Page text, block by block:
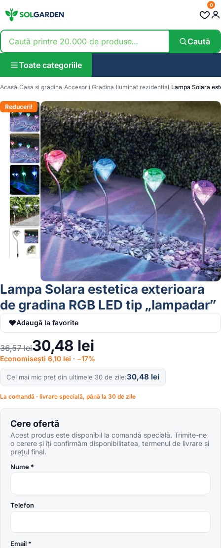
Caută
0
Toate categoriile
Acasă Casa si gradina Accesorii Gradina Iluminat rezidential Lampa Solara
Reduceri!
Lampa Solara estetica exterioara
de gradina RGB LED tip „lampadar”
♥Adaugă la favorite
36,57lei30,48 lei
Economisești 6,10 lei · −17%
Cel mai mic preț din ultimele 30 de zile 30,48 lei
La comandă · livrare specială, până la 30 de zile
Cere ofertă
Acest produs este disponibil la comandă specială. Trimite-ne
o cerere și îți confirmăm disponibilitatea, termenul de livrare și
prețul final.
Nume *
Telefon
Email *